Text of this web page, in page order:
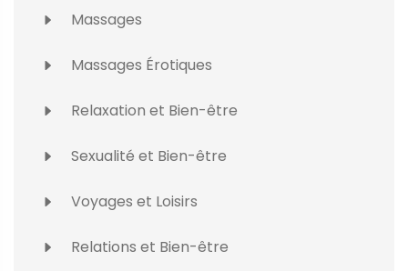
Massages
Massages Érotiques
Relaxation et Bien-être
Sexualité et Bien-être
Voyages et Loisirs
Relations et Bien-être